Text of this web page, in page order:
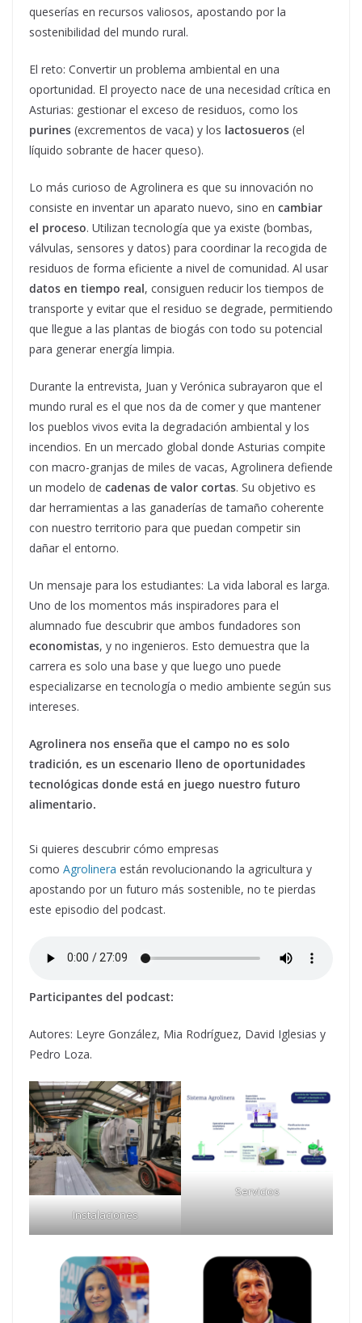
queserías en recursos valiosos, apostando por la
sostenibilidad del mundo rural.
El reto: Convertir un problema ambiental en una
oportunidad. El proyecto nace de una necesidad crítica en
Asturias: gestionar el exceso de residuos, como los
purines (excrementos de vaca) y los lactosueros (el
líquido sobrante de hacer queso).
Lo más curioso de Agrolinera es que su innovación no
consiste en inventar un aparato nuevo, sino en cambiar
el proceso. Utilizan tecnología que ya existe (bombas,
válvulas, sensores y datos) para coordinar la recogida de
residuos de forma eficiente a nivel de comunidad. Al usar
datos en tiempo real, consiguen reducir los tiempos de
transporte y evitar que el residuo se degrade, permitiendo
que llegue a las plantas de biogás con todo su potencial
para generar energía limpia.
Durante la entrevista, Juan y Verónica subrayaron que el
mundo rural es el que nos da de comer y que mantener
los pueblos vivos evita la degradación ambiental y los
incendios. En un mercado global donde Asturias compite
con macro-granjas de miles de vacas, Agrolinera defiende
un modelo de cadenas de valor cortas. Su objetivo es
dar herramientas a las ganaderías de tamaño coherente
con nuestro territorio para que puedan competir sin
dañar el entorno.
Un mensaje para los estudiantes: La vida laboral es larga.
Uno de los momentos más inspiradores para el
alumnado fue descubrir que ambos fundadores son
economistas, y no ingenieros. Esto demuestra que la
carrera es solo una base y que luego uno puede
especializarse en tecnología o medio ambiente según sus
intereses.
Agrolinera nos enseña que el campo no es solo
tradición, es un escenario lleno de oportunidades
tecnológicas donde está en juego nuestro futuro
alimentario.
Si quieres descubrir cómo empresas
como Agrolinera están revolucionando la agricultura y
apostando por un futuro más sostenible, no te pierdas
este episodio del podcast.
Participantes del podcast:
Autores: Leyre González, Mia Rodríguez, David Iglesias y
Pedro Loza.
Instalaciones
Servicios